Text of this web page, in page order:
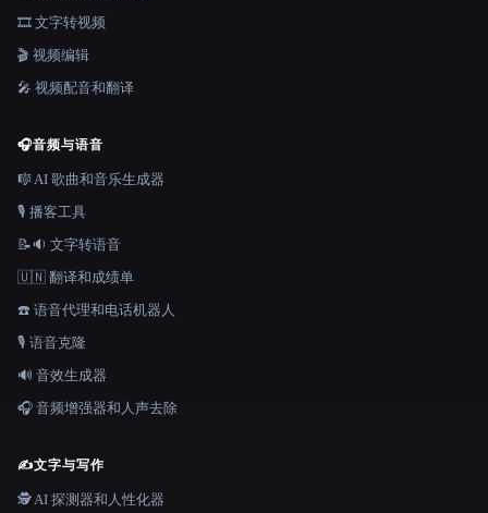
🎞️ 文字转视频
🎬 视频编辑
🎤 视频配音和翻译
🎧音频与语音
🎼 AI 歌曲和音乐生成器
🎙️ 播客工具
📝🔉 文字转语音
🇺🇳 翻译和成绩单
☎️ 语音代理和电话机器人
🎙️ 语音克隆
🔊 音效生成器
🎧 音频增强器和人声去除
✍️文字与写作
🕵️ AI 探测器和人性化器